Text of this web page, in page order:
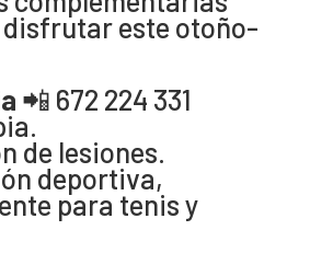
disfrutar este otoño-
📲 672 224 331
de lesiones.
deportiva,
para tenis y